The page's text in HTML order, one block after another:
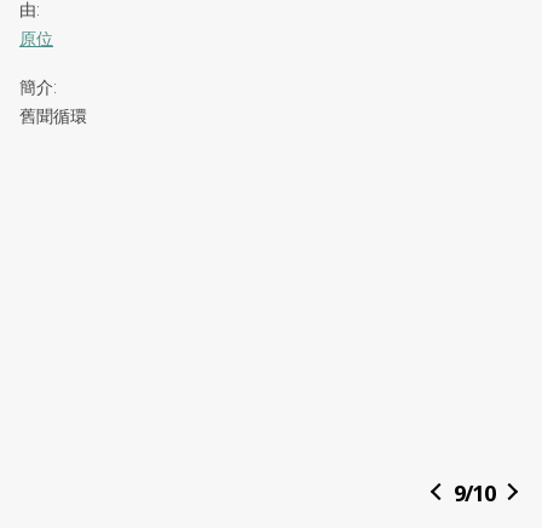
由:
原位
簡介:
舊聞循環
9/10